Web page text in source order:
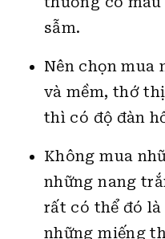
Cách chọn mua
Để chọn thịt bò
màu sắc
thường có màu
Nên chọn mua
và mềm, thớ
thì có độ đàn